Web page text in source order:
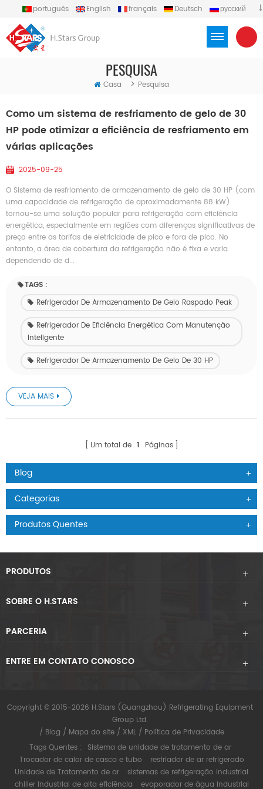
português English français Deutsch
русский
PESQUISA
Casa > Pesquisa
Como um sistema de resfriamento de gelo de 30
HP pode otimizar a eficiência de resfriamento em
várias aplicações
2025-09-25
O Sistema de resfriamento de armazenamento de gelo de 30 HP (com
uma capacidade de refrigeração de aproximadamente 88 kW)
tornou-se uma solução popular para refrigeração com eficiência
energética, especialmente em regiões com diferenças significativas de
preço entre as tarifas de eletricidade de pico e fora de pico. No
entanto, a área de cobertura da refrigeração não é fixa e varia
dependendo de d...
TAGS :
Refrigerador De Armazenamento De Gelo Raspado Peak
Refrigerador De Eficiência Energética Com Manutenção
Inteligente
Refrigerador De Armazenamento De Gelo De 30 HP
VEJA MAIS
Um total de 1 Páginas
Blog
Categorias
Produtos Quentes
PRODUTOS
SOBRE O H.STARS
PARCERIA
ENTRE EM CONTATO CONOSCO
Copyright © 2015-2026 H.Stars (Guangzhou) Refrigerating Equipment
Group Ltd.
/ Blog / Mapa do site/ XML/ Política de Privacidade
Tags Quentes :
Sistema de unidade de tratamento de ar
Trocador de calor de casca e tubo
resfriador de ar refrigerado
Unidade de Tratamento de ar
sistemas de refrigeração industrial
chiller industrial de alta eficiência
evaporador de água industrial